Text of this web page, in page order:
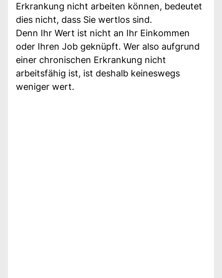
Erkrankung nicht arbeiten können, bedeutet
dies nicht, dass Sie wertlos sind.
Denn Ihr Wert ist nicht an Ihr Einkommen
oder Ihren Job geknüpft. Wer also aufgrund
einer chronischen Erkrankung nicht
arbeitsfähig ist, ist deshalb keineswegs
weniger wert.